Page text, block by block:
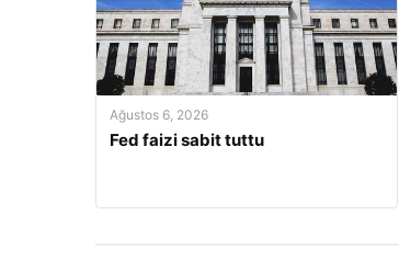
Ağustos 6, 2026
Fed faizi sabit tuttu